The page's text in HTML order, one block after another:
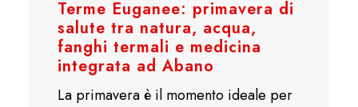
Terme Euganee: primavera di
salute tra natura, acqua,
fanghi termali e medicina
integrata ad Abano
La primavera è il momento ideale per